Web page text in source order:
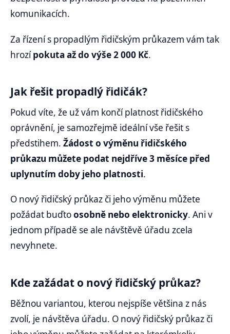
komunikacích.
Za řízení s propadlým řidičským průkazem vám tak
hrozípokuta až do výše 2 000 Kč.
Jak řešit propadlý řidičák?
Pokud víte, že už vám končí platnost řidičského
oprávnění, je samozřejmě ideální vše řešit s
předstihem. Žádost o výměnu řidičského
průkazu můžete podat nejdříve 3 měsíce před
uplynutím doby jeho platnosti.
O nový řidičský průkaz či jeho výměnu můžete
požádat buďtoosobně nebo elektronicky. Ani v
jednom případě se ale návštěvě úřadu zcela
nevyhnete.
Kde zažádat o nový řidičský průkaz?
Běžnou variantou, kterou nejspíše většina z nás
zvolí, je návštěva úřadu. O nový řidičský průkaz či